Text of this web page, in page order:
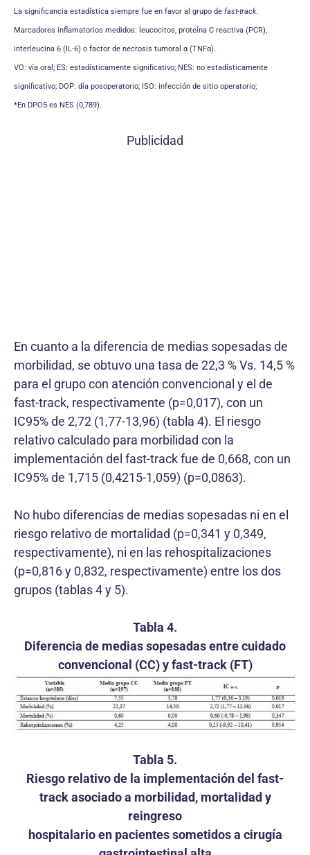
La significancia estadística siempre fue en favor al grupo de fast-track.
Marcadores inflamatorios medidos: leucocitos, proteína C reactiva (PCR),
interleucina 6 (IL-6) o factor de necrosis tumoral α (TNFα).
VO: vía oral; ES: estadísticamente significativo; NES: no estadísticamente
significativo; DOP: día posoperatorio; ISO: infección de sitio operatorio;
*En DPO5 es NES (0,789).
Publicidad
En cuanto a la diferencia de medias sopesadas de
morbilidad, se obtuvo una tasa de 22,3 % Vs. 14,5 %
para el grupo con atención convencional y el de
fast-track, respectivamente (p=0,017), con un
IC95% de 2,72 (1,77-13,96) (tabla 4). El riesgo
relativo calculado para morbilidad con la
implementación del fast-track fue de 0,668, con un
IC95% de 1,715 (0,4215-1,059) (p=0,0863).
No hubo diferencias de medias sopesadas ni en el
riesgo relativo de mortalidad (p=0,341 y 0,349,
respecti­vamente), ni en las rehospitalizaciones
(p=0,816 y 0,832, respectivamente) entre los dos
grupos (tablas 4 y 5).
Tabla 4.
Diferencia de medias sopesadas entre cuidado
convencional (CC) y fast-track (FT)
Tabla 5.
Riesgo relativo de la implementación del fast-
track asociado a morbilidad, mortalidad y
reingreso
hospitalario en pacientes sometidos a cirugía